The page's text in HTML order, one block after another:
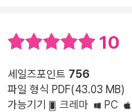
10
세일즈포인트 756
파일 형식 PDF(43.03 MB)
가능기기
크레마 PC